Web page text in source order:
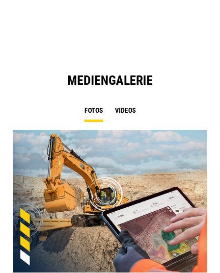
MEDIENGALERIE
FOTOS VIDEOS